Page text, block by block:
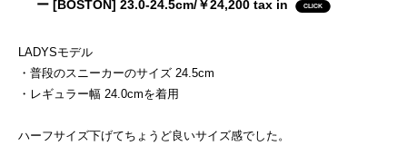
ー [BOSTON] 23.0-24.5cm/￥24,200 tax in
LADYSモデル
・普段のスニーカーのサイズ 24.5cm
・レギュラー幅 24.0cmを着用
ハーフサイズ下げてちょうど良いサイズ感でした。